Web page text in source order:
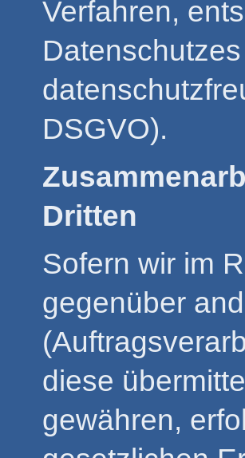
Verfahren,
DSGVO).
Dritten
Sofern wir im
gegenüber
diese
gewähren,